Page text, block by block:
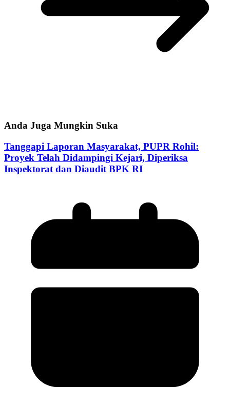
Anda Juga Mungkin Suka
Tanggapi Laporan Masyarakat, PUPR Rohil:
Proyek Telah Didampingi Kejari, Diperiksa
Inspektorat dan Diaudit BPK RI